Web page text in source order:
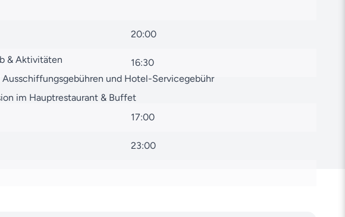
20:00
16:30
17:00
23:00
& Aktivitäten
Ausschiffungsgebühren und Hotel-Servicegebühr
im Hauptrestaurant & Buffet